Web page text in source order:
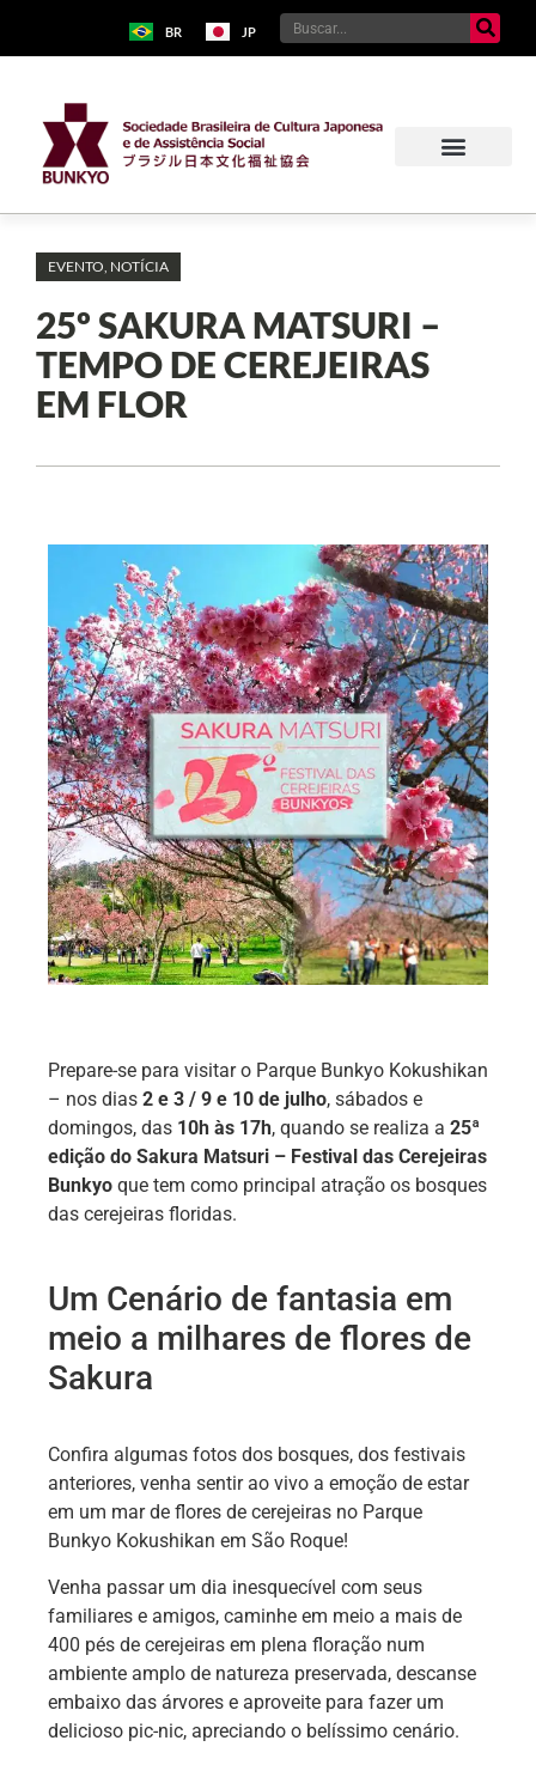
BR JP
EVENTO NOTÍCIA
25º SAKURA MATSURI –
TEMPO DE CEREJEIRAS
EM FLOR
Prepare-se para visitar o Parque Bunkyo Kokushikan
– nos dias 2 e 3 / 9 e 10 de julho, sábados e
domingos, das 10h às 17h, quando se realiza a 25ª
edição do Sakura Matsuri – Festival das Cerejeiras
Bunkyo que tem como principal atração os bosques
das cerejeiras floridas.
Um Cenário de fantasia em
meio a milhares de flores de
Sakura
Confira algumas fotos dos bosques, dos festivais
anteriores, venha sentir ao vivo a emoção de estar
em um mar de flores de cerejeiras no Parque
Bunkyo Kokushikan em São Roque!
Venha passar um dia inesquecível com seus
familiares e amigos, caminhe em meio a mais de
400 pés de cerejeiras em plena floração num
ambiente amplo de natureza preservada, descanse
embaixo das árvores e aproveite para fazer um
delicioso pic-nic, apreciando o belíssimo cenário.